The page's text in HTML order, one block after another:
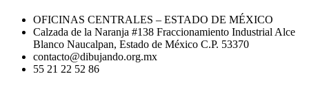
OFICINAS CENTRALES – ESTADO DE MÉXICO
Calzada de la Naranja #138 Fraccionamiento Industrial Alce
Blanco Naucalpan, Estado de México C.P. 53370
contacto@dibujando.org.mx
55 21 22 52 86